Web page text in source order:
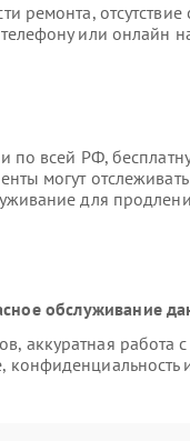
ремонта, отсутствие
или онлайн
по всей РФ,
могут отслеживать
для
обслуживание
аккуратная работа с
конфиденциальность